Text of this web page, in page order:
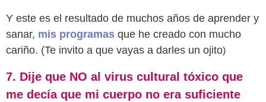
Y este es el resultado de muchos años de aprender y
sanar, mis programas que he creado con mucho
cariño. (Te invito a que vayas a darles un ojito)
7. Dije que NO al virus cultural tóxico que
me decía que mi cuerpo no era suficiente